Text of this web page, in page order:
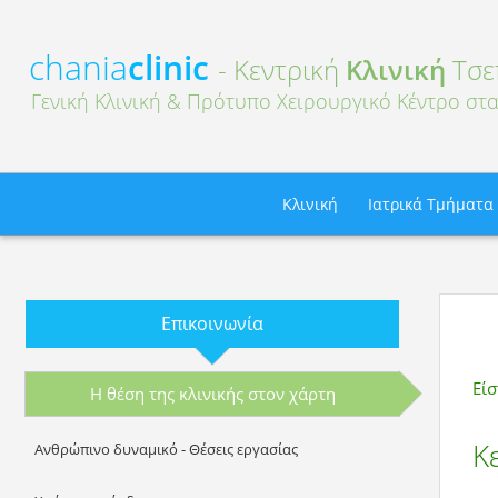
chaniaclinic - Κεντρική Κλινική
Γενική Κλινική & Πρότυπο Χειρουργικό Κέντρο
Κλινική Ιατρικά Τμήματα
Επικοινωνία
Η θέση της κλινικής στον χάρτη
Ανθρώπινο δυναμικό - Θέσεις εργασίας